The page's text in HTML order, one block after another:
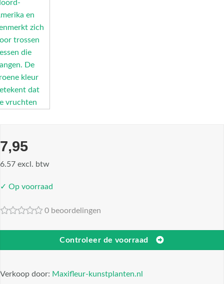
7,95
6.57 excl. btw
✓ Op voorraad
0 beoordelingen
Controleer de voorraad
Verkoop door: Maxifleur-kunstplanten.nl